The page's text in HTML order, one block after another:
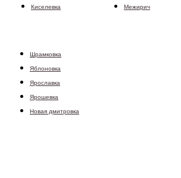
Киселевка Межирич
Шрамковка
Яблоновка
Ярославка
Ярошевка
Новая дмитровка